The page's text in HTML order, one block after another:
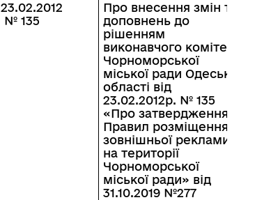
23.02.2012
№ 135
Про внесення змін та
доповнень до
рішенням
виконавчого комітету
Чорноморської
міської ради Одеської
області від
23.02.2012р. № 135
«Про затвердження
Правил розміщення
зовнішньої реклами
на території
Чорноморської
міської ради» від
31.10.2019 №277